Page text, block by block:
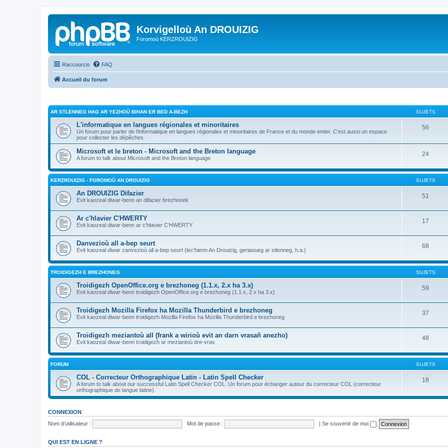
Korvigelloù An DROUIZIG
Foromoù KERZROUIZIG
Raccourcis FAQ
Accueil du forum
AR STLENNEG HAG AR YEZHOÙ BIHAN ER BED A-BEZH SUJETS
L'informatique en langues régionales et minoritaires
Un forum pour parler de l'informatique en langues régionales et minoritaires de France et du monde entier. C'est aussi un espace
pour collecter les dépêches.
56
Microsoft et le breton - Microsoft and the Breton language
A forum to talk about Microsoft and the Breton language
24
KERZROUIZIG - FOROMOÙ AN DROUIZIG SUJETS
An DROUIZIG Difazier
Evit kaozeal diwar-benn an difazier brezhonek
51
Ar c'hlavier C'HWERTY
Evit kaozeal diwar-benn ar c'hlavier C'HWERTY
17
Danvezioù all a-bep seurt
Evit kaozeal diwar zanvezioù all a-bep seurt (lec'hienn An Drouizig, geriaoueg ar stlenneg, h.a.)
68
TROIDIGEZH E BREZHONEG SUJETS
Troidigezh OpenOffice.org e brezhoneg (1.1.x, 2.x ha 3.x)
Evit kaozeal diwar-benn troidigezh OpenOffice.org e brezhoneg (1.1.x, 2.x ha 3.x)
59
Troidigezh Mozilla Firefox ha Mozilla Thunderbird e brezhoneg
Evit kaozeal diwar-benn troidigezh Mozilla Firefox ha Mozilla Thunderbird e brezhoneg
37
Troidigezh meziantoù all (frank a wirioù evit an darn vrasañ anezho)
Evit kaozeal diwar-benn troidigezh ar meziantoù dre-vras
48
FORUM SUJETS
COL - Correcteur Orthographique Latin - Latin Spell Checker
A forum to talk about our successful Latin Spell Checker COL. Un forum pour échanger autour du correcteur COL (correcteur
orthographique de langue latine).
18
CONNEXION
Nom d’utilisateur :
Mot de passe : | Se souvenir de moi
QUI EST EN LIGNE ?